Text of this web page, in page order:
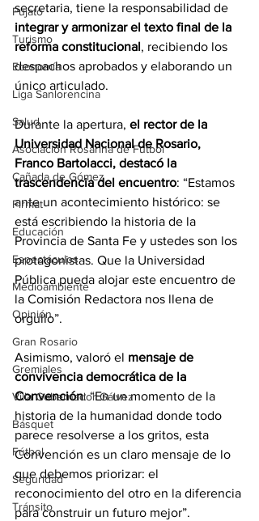
Pujato
Turismo
Economía
Liga Sanlorencina
Salud
Asociación Rosarina de Fútbol
Cañada de Gómez
Firmat
Educación
Espectáculos
Medioambiente
Opinión
Gran Rosario
Gremiales
Villa Gobernador Gálvez
Básquet
Fútbol
Seguridad
Tránsito
secretaria, tiene la responsabilidad de
integrar y armonizar el texto final de la
reforma constitucional, recibiendo los
despachos aprobados y elaborando un
único articulado.
Durante la apertura, el rector de la
Universidad Nacional de Rosario,
Franco Bartolacci, destacó la
trascendencia del encuentro: “Estamos
ante un acontecimiento histórico: se
está escribiendo la historia de la
Provincia de Santa Fe y ustedes son los
protagonistas. Que la Universidad
Pública pueda alojar este encuentro de
la Comisión Redactora nos llena de
orgullo”.
Asimismo, valoró el mensaje de
convivencia democrática de la
Convención: “En un momento de la
historia de la humanidad donde todo
parece resolverse a los gritos, esta
Convención es un claro mensaje de lo
que debemos priorizar: el
reconocimiento del otro en la diferencia
para construir un futuro mejor”.